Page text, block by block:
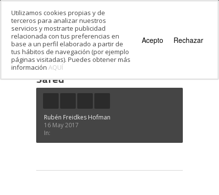
Estás en:
Safed
Rubén Freidkes Hofman
16 May 2017
In:
Utilizamos cookies propias y de
terceros para analizar nuestros
servicios y mostrarte publicidad
relacionada con tus preferencias en
base a un perfil elaborado a partir de
tus hábitos de navegación (por ejemplo
páginas visitadas). Puedes obtener más
información AQUÍ
Acepto Rechazar